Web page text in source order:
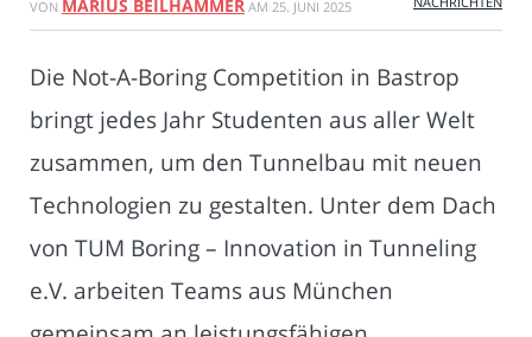
VON MARIUS BEILHAMMER AM 25. JUNI 2025
Die Not-A-Boring Competition in Bastrop
bringt jedes Jahr Studenten aus aller Welt
zusammen, um den Tunnelbau mit neuen
Technologien zu gestalten. Unter dem Dach
von TUM Boring – Innovation in Tunneling
e.V. arbeiten Teams aus München